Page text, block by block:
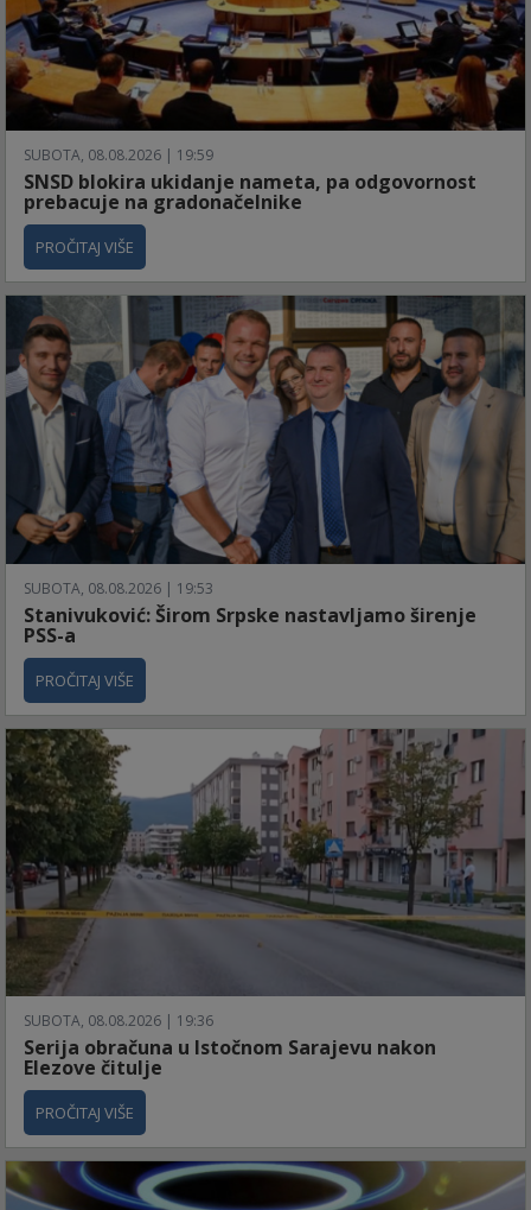
SUBOTA, 08.08.2026 | 19:59
SNSD blokira ukidanje nameta, pa odgovornost
prebacuje na gradonačelnike
PROČITAJ VIŠE
SUBOTA, 08.08.2026 | 19:53
Stanivuković: Širom Srpske nastavljamo širenje
PSS-a
PROČITAJ VIŠE
SUBOTA, 08.08.2026 | 19:36
Serija obračuna u Istočnom Sarajevu nakon
Elezove čitulje
PROČITAJ VIŠE